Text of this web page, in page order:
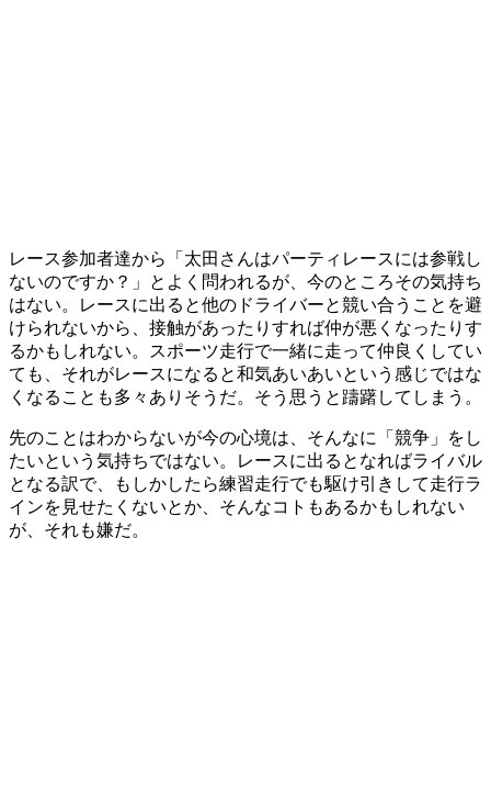
レース参加者達から「太田さんはパーティレースには参戦し
ないのですか？」とよく問われるが、今のところその気持ち
はない。レースに出ると他のドライバーと競い合うことを避
けられないから、接触があったりすれば仲が悪くなったりす
るかもしれない。スポーツ走行で一緒に走って仲良くしてい
ても、それがレースになると和気あいあいという感じではな
くなることも多々ありそうだ。そう思うと躊躇してしまう。
先のことはわからないが今の心境は、そんなに「競争」をし
たいという気持ちではない。レースに出るとなればライバル
となる訳で、もしかしたら練習走行でも駆け引きして走行ラ
インを見せたくないとか、そんなコトもあるかもしれない
が、それも嫌だ。